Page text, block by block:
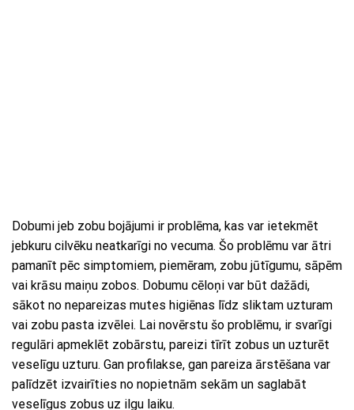
Dobumi jeb zobu bojājumi ir problēma, kas var ietekmēt
jebkuru cilvēku neatkarīgi no vecuma. Šo problēmu var ātri
pamanīt pēc simptomiem, piemēram, zobu jūtīgumu, sāpēm
vai krāsu maiņu zobos. Dobumu cēloņi var būt dažādi,
sākot no nepareizas mutes higiēnas līdz sliktam uzturam
vai zobu pasta izvēlei. Lai novērstu šo problēmu, ir svarīgi
regulāri apmeklēt zobārstu, pareizi tīrīt zobus un uzturēt
veselīgu uzturu. Gan profilakse, gan pareiza ārstēšana var
palīdzēt izvairīties no nopietnām sekām un saglabāt
veselīgus zobus uz ilgu laiku.